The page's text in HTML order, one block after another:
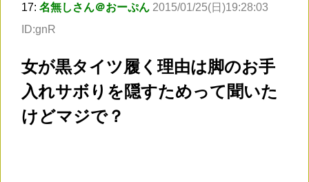
17: 名無しさん＠おーぷん 2015/01/25(日)19:28:03
ID:gnR
女が黒タイツ履く理由は脚のお手
入れサボりを隠すためって聞いた
けどマジで？